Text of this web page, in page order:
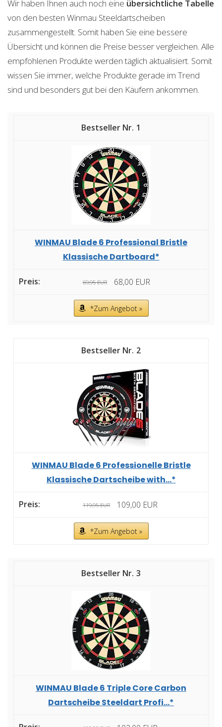
Wir haben Ihnen auch noch eine übersichtliche Tabelle
von den besten Winmau Steeldartscheiben
zusammengestellt. Somit haben Sie eine bessere
Übersicht und können die Preise besser vergleichen. Alle
empfohlenen Produkte werden täglich aktualisiert. Somit
wissen Sie immer, welche Produkte gerade im Trend
sind und besonders gut bei den Käufern ankommen.
1
WINMAU Blade 6 Professional Bristle
Klassische Dartboard*
69,95 EUR 68,00 EUR
*Zum Angebot »
2
WINMAU Blade 6 Professionelle Bristle
Klassische Dartscheibe with...*
119,95 EUR 109,00 EUR
*Zum Angebot »
3
WINMAU Blade 6 Triple Core Carbon
Dartscheibe Steeldart Profi...*